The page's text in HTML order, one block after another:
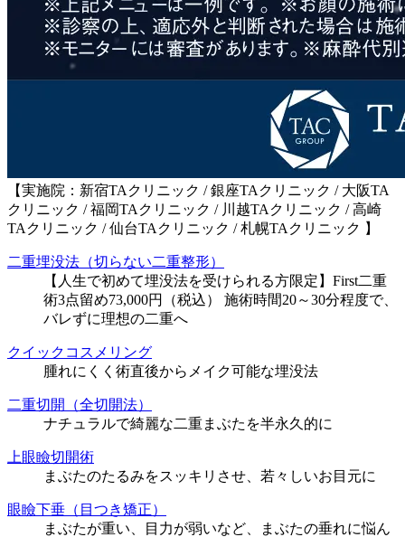
【実施院：新宿TAクリニック / 銀座TAクリニック / 大阪TA
クリニック / 福岡TAクリニック / 川越TAクリニック / 高崎
TAクリニック / 仙台TAクリニック / 札幌TAクリニック 】
二重埋没法（切らない二重整形）
【人生で初めて埋没法を受けられる方限定】First二重
術3点留め73,000円（税込） 施術時間20～30分程度で、
バレずに理想の二重へ
クイックコスメリング
腫れにくく術直後からメイク可能な埋没法
二重切開（全切開法）
ナチュラルで綺麗な二重まぶたを半永久的に
上眼瞼切開術
まぶたのたるみをスッキリさせ、若々しいお目元に
眼瞼下垂（目つき矯正）
まぶたが重い、目力が弱いなど、まぶたの垂れに悩ん